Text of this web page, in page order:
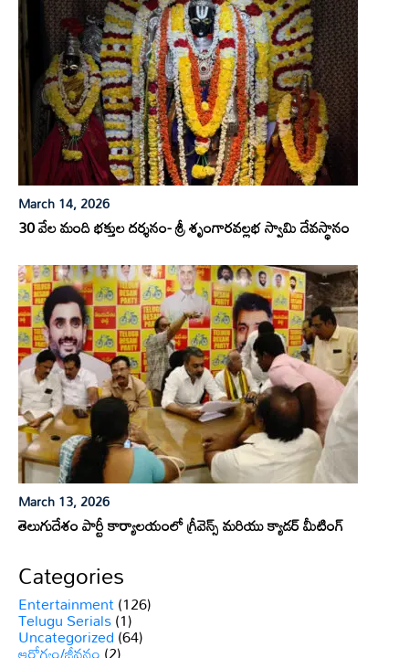
March 14, 2026
30 వేల మంది భక్తుల దర్శనం- శ్రీ శృంగారవల్లభ స్వామి దేవస్థానం
March 13, 2026
తెలుగుదేశం పార్టీ కార్యాలయంలో గ్రీవెన్స్ మరియు క్యాడర్ మీటింగ్
Categories
Entertainment(126)
Telugu Serials(1)
Uncategorized(64)